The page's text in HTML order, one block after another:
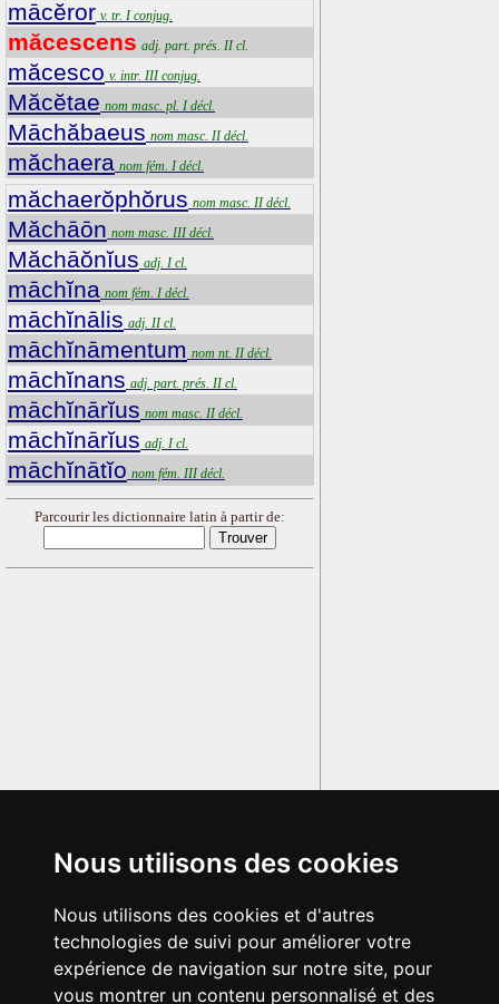
Nous utilisons des cookies
Nous utilisons des cookies et d'autres
technologies de suivi pour améliorer votre
expérience de navigation sur notre site, pour
vous montrer un contenu personnalisé et des
mācĕror v. tr. I conjug.
măcescens adj. part. prés. II cl.
măcesco v. intr. III conjug.
Măcĕtae nom masc. pl. I décl.
Māchăbaeus nom masc. II décl.
măchaera nom fém. I décl.
măchaerŏphŏrus nom masc. II décl.
Măchāōn nom masc. III décl.
Măchāŏnĭus adj. I cl.
māchĭna nom fém. I décl.
māchĭnālis adj. II cl.
māchĭnāmentum nom nt. II décl.
māchĭnans adj. part. prés. II cl.
māchĭnārĭus nom masc. II décl.
māchĭnārĭus adj. I cl.
māchĭnātĭo nom fém. III décl.
Parcourir les dictionnaire latin à partir de: